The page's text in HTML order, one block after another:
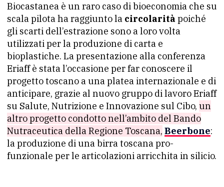
Biocastanea è un raro caso di bioeconomia che su
scala pilota ha raggiunto la circolarità poiché
gli scarti dell’estrazione sono a loro volta
utilizzati per la produzione di carta e
bioplastiche. La presentazione alla conferenza
Eriaff è stata l’occasione per far conoscere il
progetto toscano a una platea internazionale e di
anticipare, grazie al nuovo gruppo di lavoro Eriaff
su Salute, Nutrizione e Innovazione sul Cibo, un
altro progetto condotto nell’ambito del Bando
Nutraceutica della Regione Toscana, Beerbone:
la produzione di una birra toscana pro-
funzionale per le articolazioni arricchita in silicio.